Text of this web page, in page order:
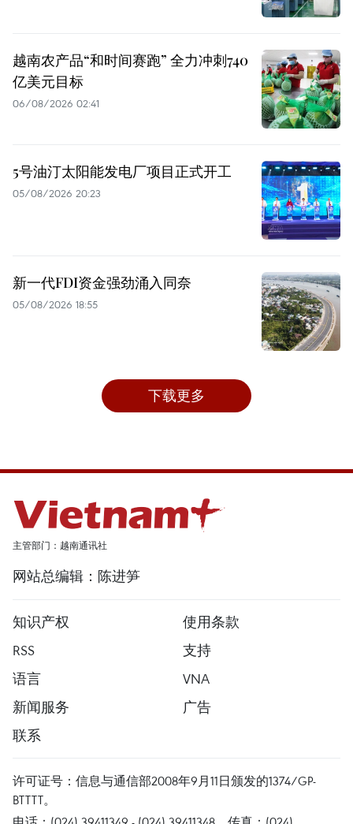
越南农产品“和时间赛跑” 全力冲刺740
亿美元目标
06/08/2026 02:41
5号油汀太阳能发电厂项目正式开工
05/08/2026 20:23
新一代FDI资金强劲涌入同奈
05/08/2026 18:55
下载更多
主管部门：越南通讯社
网站总编辑：陈进笋
知识产权
使用条款
RSS
支持
语言
VNA
新闻服务
广告
联系
许可证号：信息与通信部2008年9月11日颁发的1374/GP-
BTTTT。